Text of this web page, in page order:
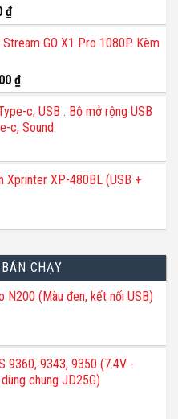
₫Giá
hiện
tại
110,000 ₫.
GO X1 Pro 1080P. Kèm
₫.
₫Giá
hiện
tại
là:
c, USB . Bộ mở rộng USB
c, Sound
Xprinter XP-480BL (USB +
CHẠY
N200 (Màu đen, kết nối USB)
9360, 9343, 9350 (7.4V -
chung JD25G)